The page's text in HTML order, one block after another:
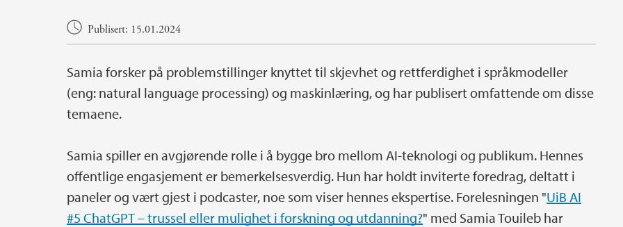
HovedinnholdPublisert: 15.01.2024
Samia forsker på problemstillinger knyttet til skjevhet og rettferdighet i språkmodeller
(eng: natural language processing) og maskinlæring, og har publisert omfattende om disse
temaene.
Samia spiller en avgjørende rolle i å bygge bro mellom AI-teknologi og publikum. Hennes
offentlige engasjement er bemerkelsesverdig. Hun har holdt inviterte foredrag, deltatt i
paneler og vært gjest i podcaster, noe som viser hennes ekspertise. Forelesningen "UiB AI
#5 ChatGPT – trussel eller mulighet i forskning og utdanning?" med Samia Touileb har